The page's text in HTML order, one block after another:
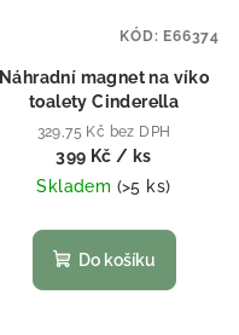
Náhradní magnet na víko
toalety Cinderella
329,75 Kč bez DPH
399 Kč / ks
Skladem (>5 ks)
Do košíku
KÓD: E66374